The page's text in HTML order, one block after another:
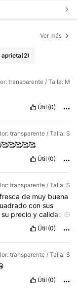
Ver más
aprieta(2)
transparente / Talla: M
Útil (0)
transparente / Talla: S
Útil (0)
transparente / Talla: S
fresca de muy buena
consus
su precioycalidad
Útil (0)
transparente / Talla: S
Útil (0)